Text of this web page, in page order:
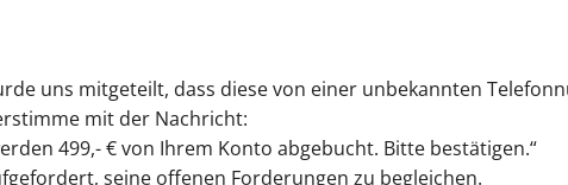
uns mitgeteilt, dass diese von einer unbekannten
mit der Nachricht:
499,- € von Ihrem Konto abgebucht. Bitte bestätigen.“
seine offenen Forderungen zu begleichen.